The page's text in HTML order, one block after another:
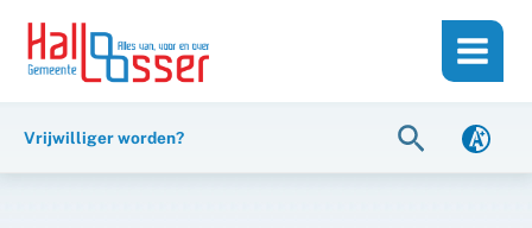
inhoud
naar
Vrijwilliger worden? Zoeken